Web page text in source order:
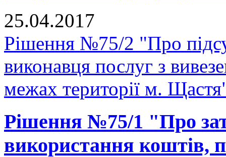
25.04.2017
Рішення №75/2 "Про
виконавця послуг з
межах території м.
Рішення №75/1 "Про
використання коштів,